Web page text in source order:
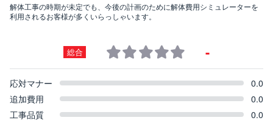
解体工事の時期が未定でも、今後の計画のために解体費用シミュレーターを
利用されるお客様が多くいらっしゃいます。
総合 -
応対マナー
0.0
追加費用
0.0
工事品質
0.0